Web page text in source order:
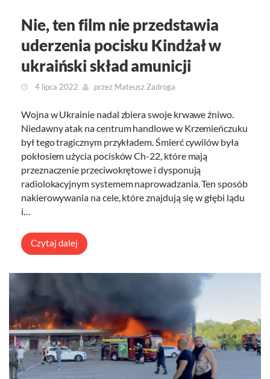
Nie, ten film nie przedstawia
uderzenia pocisku Kindżał w
ukraiński skład amunicji
4 lipca 2022 przez Mateusz Zadroga
Wojna w Ukrainie nadal zbiera swoje krwawe żniwo.
Niedawny atak na centrum handlowe w Krzemieńczuku
był tego tragicznym przykładem. Śmierć cywilów była
pokłosiem użycia pocisków Ch-22, które mają
przeznaczenie przeciwokrętowe i dysponują
radiolokacyjnym systemem naprowadzania. Ten sposób
nakierowywania na cele, które znajdują się w głębi lądu
i…
Czytaj dalej